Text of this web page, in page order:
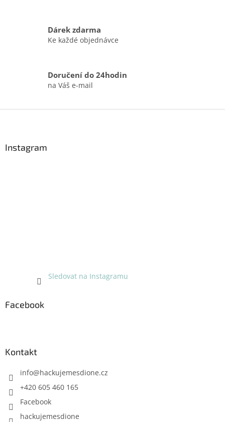
y
p
i
Dárek zdarma
Ke každé objednávce
Doručení do 24hodin
na Váš e-mail
Instagram
Sledovat na Instagramu
Facebook
Kontakt
info@hackujemesdione.cz
+420 605 460 165
Facebook
hackujemesdione